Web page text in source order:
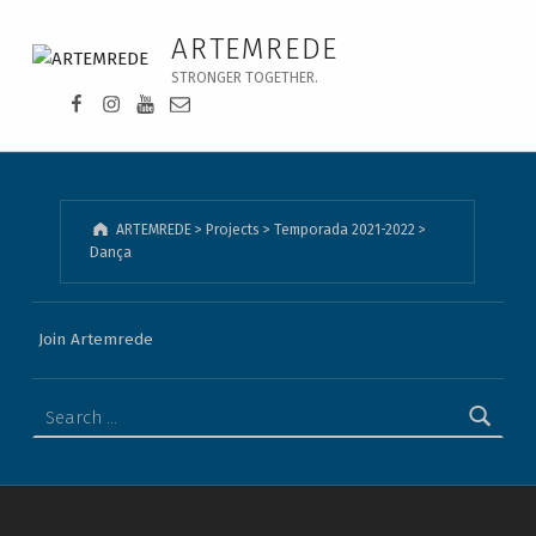
Dança - ARTEMREDE
ARTEMREDE
STRONGER TOGETHER.
Facebook da Artemrede
Instagram da Artemrede
Youtube da Artemrede
Email para artemrede@artemrede.pt
ARTEMREDE> Projects > Temporada 2021-2022>
Dança
Join Artemrede